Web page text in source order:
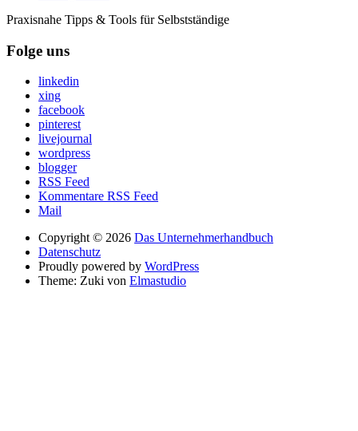
Praxisnahe Tipps & Tools für Selbstständige
Folge uns
linkedin
xing
facebook
pinterest
livejournal
wordpress
blogger
RSS Feed
Kommentare RSS Feed
Mail
Copyright © 2026 Das Unternehmerhandbuch
Datenschutz
Proudly powered by WordPress
Theme: Zuki von Elmastudio